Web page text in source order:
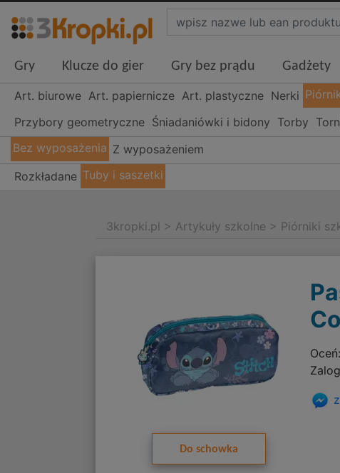
Gry Klucze do gier Gry bez prądu Gadżety
Art. biurowe Art. papiernicze Art. plastyczne Nerki
Przybory geometryczne Śniadaniówki i bidony Torby
Bez wyposażenia Z wyposażeniem
Rozkładane Tuby i saszetki
3kropki.pl > Artykuły szkolne > Piórniki
Do schowka